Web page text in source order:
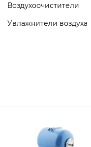
Воздухоочистители
Увлажнители воздуха